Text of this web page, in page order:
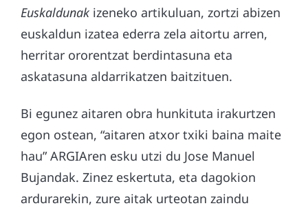
Euskaldunak izeneko artikuluan, zortzi abizen
euskaldun izatea ederra zela aitortu arren,
herritar ororentzat berdintasuna eta
askatasuna aldarrikatzen baitzituen.
Bi egunez aitaren obra hunkituta irakurtzen
egon ostean, “aitaren atxor txiki baina maite
hau” ARGIAren esku utzi du Jose Manuel
Bujandak. Zinez eskertuta, eta dagokion
ardurarekin, zure aitak urteotan zaindu